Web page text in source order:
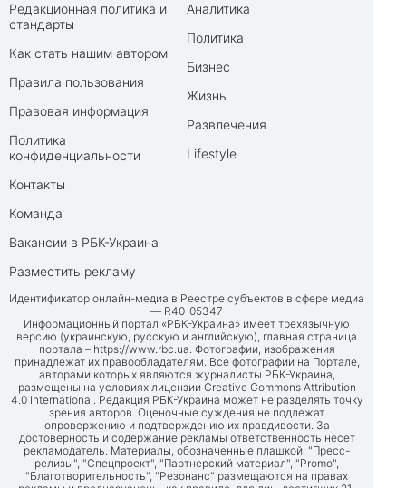
Редакционная политика и
стандарты
Как стать нашим автором
Правила пользования
Правовая информация
Политика
конфиденциальности
Контакты
Команда
Вакансии в РБК-Украина
Разместить рекламу
Аналитика
Политика
Бизнес
Жизнь
Развлечения
Lifestyle
Идентификатор онлайн-медиа в Реестре субъектов в сфере медиа
— R40-05347
Информационный портал «РБК-Украина» имеет трехязычную
версию (украинскую, русскую и английскую), главная страница
портала – https://www.rbc.ua. Фотографии, изображения
принадлежат их правообладателям. Все фотографии на Портале,
авторами которых являются журналисты РБК-Украина,
размещены на условиях лицензии Creative Commons Attribution
4.0 International. Редакция РБК-Украина может не разделять точку
зрения авторов. Оценочные суждения не подлежат
опровержению и подтверждению их правдивости. За
достоверность и содержание рекламы ответственность несет
рекламодатель. Материалы, обозначенные плашкой: "Пресс-
релизы", "Спецпроект", "Партнерский материал", "Promo",
"Благотворительность", "Резонанс" размещаются на правах